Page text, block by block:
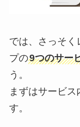
では、さっそく
プの9つのサー
う。
まずはサービ
す。